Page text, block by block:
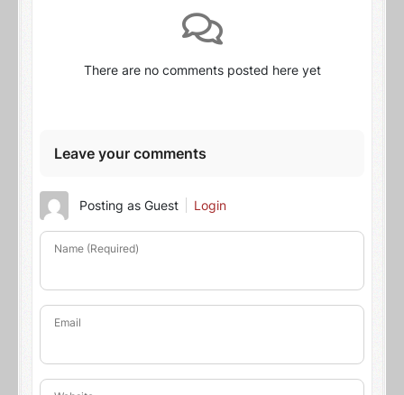
There are no comments posted here yet
Leave your comments
Posting as Guest Login
Name (Required)
Email